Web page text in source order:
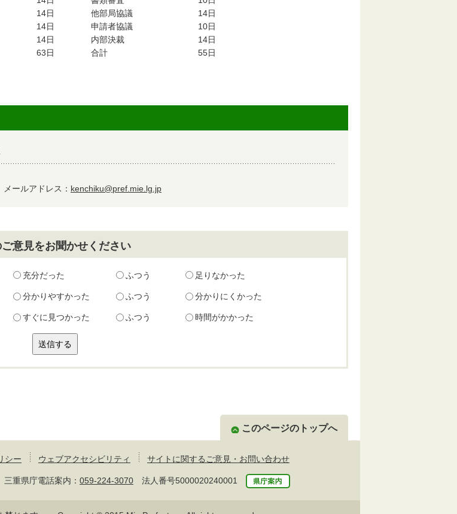
14日 他部局協議 14日
14日 申請者協議 10日
14日 内部決裁 14日
63日 合計 55日
メールアドレス： kenchiku@pref.mie.lg.jp
意見をお聞かせください
充分だった ふつう 足りなかった
分かりやすかった ふつう 分かりにくかった
すぐに見つかった ふつう 時間がかかった
このページのトップへ
シー ウェブアクセシビリティ サイトに関するご意見・お問い合わせ
重県庁電話案内： 059-224-3070 法人番号5000020240001